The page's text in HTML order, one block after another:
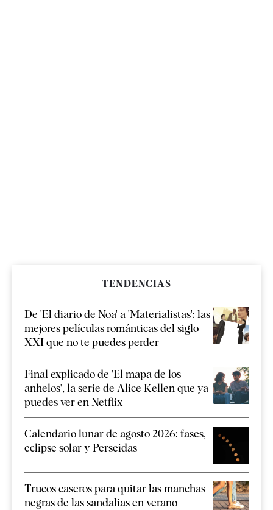
TENDENCIAS
De 'El diario de Noa' a 'Materialistas': las
mejores películas románticas del siglo
XXI que no te puedes perder
Final explicado de 'El mapa de los
anhelos', la serie de Alice Kellen que ya
puedes ver en Netflix
Calendario lunar de agosto 2026: fases,
eclipse solar y Perseidas
Trucos caseros para quitar las manchas
negras de las sandalias en verano